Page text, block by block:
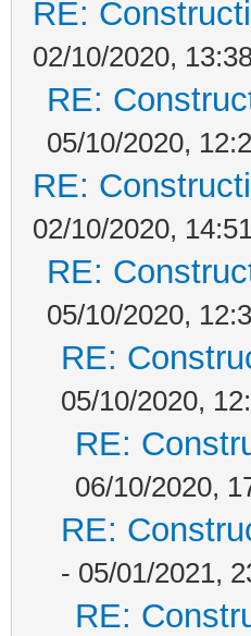
RE:
02/10/2020,
RE:
05/10/2020,
RE:
02/10/2020,
RE:
05/10/2020,
RE:
05/10/2020,
RE:
06/10/2020,
RE:
- 05/01/2021,
RE: